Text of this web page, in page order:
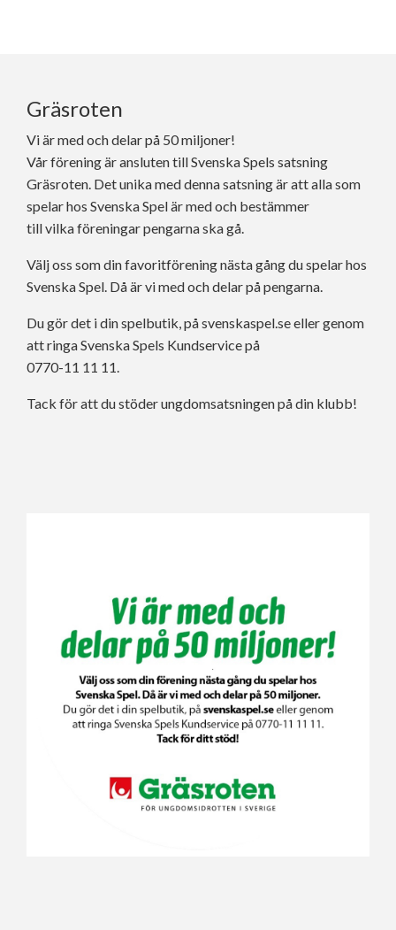
Gräsroten
Vi är med och delar på 50 miljoner!
Vår förening är ansluten till Svenska Spels satsning
Gräsroten. Det unika med denna satsning är att alla som
spelar hos Svenska Spel är med och bestämmer
till vilka föreningar pengarna ska gå.
Välj oss som din favoritförening nästa gång du spelar hos
Svenska Spel. Då är vi med och delar på pengarna.
Du gör det i din spelbutik, på svenskaspel.se eller genom
att ringa Svenska Spels Kundservice på
0770-11 11 11.
Tack för att du stöder ungdomsatsningen på din klubb!